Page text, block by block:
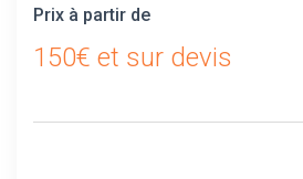
Prix à partir de
150€ et sur devis